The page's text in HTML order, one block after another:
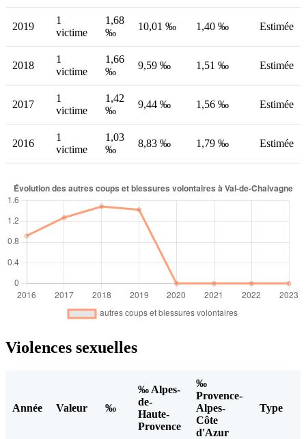
2019
1
victime
1,68
‰
10,01 ‰ 1,40 ‰ Estimée
2018
1
victime
1,66
‰
9,59 ‰ 1,51 ‰ Estimée
2017
1
victime
1,42
‰
9,44 ‰ 1,56 ‰ Estimée
2016
1
victime
1,03
‰
8,83 ‰ 1,79 ‰ Estimée
Violences sexuelles
Année Valeur ‰
‰ Alpes-
de-
Haute-
Provence
‰
Provence-
Alpes-
Côte
d'Azur
Type